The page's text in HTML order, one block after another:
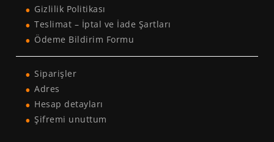
Gizlilik Politikası
Teslimat – İptal ve İade Şartları
Ödeme Bildirim Formu
Siparişler
Adres
Hesap detayları
Şifremi unuttum